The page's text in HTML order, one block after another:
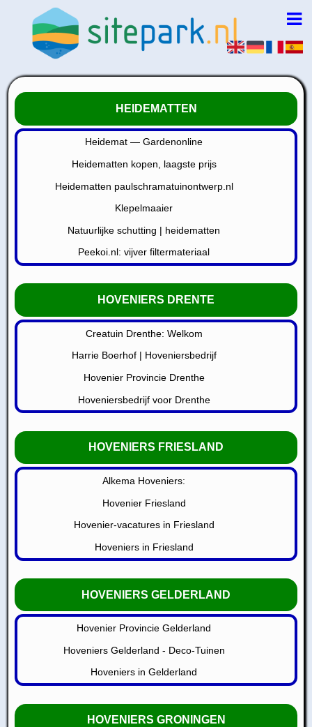
HEIDEMATTEN
Heidemat — Gardenonline
Heidematten kopen, laagste prijs
Heidematten paulschramatuinontwerp.nl
Klepelmaaier
Natuurlijke schutting | heidematten
Peekoi.nl: vijver filtermateriaal
HOVENIERS DRENTE
Creatuin Drenthe: Welkom
Harrie Boerhof | Hoveniersbedrijf
Hovenier Provincie Drenthe
Hoveniersbedrijf voor Drenthe
HOVENIERS FRIESLAND
Alkema Hoveniers:
Hovenier Friesland
Hovenier-vacatures in Friesland
Hoveniers in Friesland
HOVENIERS GELDERLAND
Hovenier Provincie Gelderland
Hoveniers Gelderland - Deco-Tuinen
Hoveniers in Gelderland
HOVENIERS GRONINGEN